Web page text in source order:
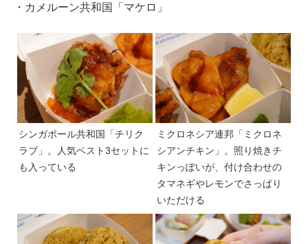
・カメルーン共和国「マケロ」
シンガポール共和国「チリク
ラブ」。人気ベスト3セットに
も入っている
ミクロネシア連邦「ミクロネ
シアンチキン」。照り焼きチ
キンっぽいが、付け合わせの
タマネギやレモンでさっぱり
いただける